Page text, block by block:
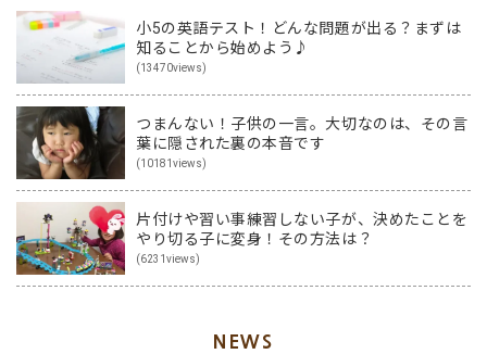
小5の英語テスト！どんな問題が出る？まずは
知ることから始めよう♪
(13470views)
つまんない！子供の一言。大切なのは、その言
葉に隠された裏の本音です
(10181views)
片付けや習い事練習しない子が、決めたことを
やり切る子に変身！その方法は？
(6231views)
NEWS